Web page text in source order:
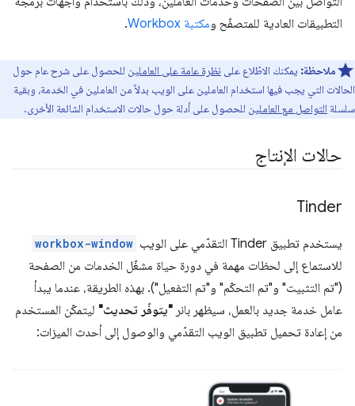
التطبيقات العادية للمتصفّح ومكتبة Workbox .
ملاحظة: يمكنك الاطّلاع على نظرة عامة على العاملين للحصول على شرح عام حول
الحالات التي يجب فيها استخدام العاملين على الويب بدلاً من العاملين في الخدمة، وبقية
سلسلة التواصل مع العاملين للحصول على أدلة حول حالات الاستخدام الشائعة الأخرى.
حالات الإنتاج
Tinder
يستخدم تطبيق Tinder التقدّمي على الويب workbox-window
للاستماع إلى لحظات مهمة في دورة حياة مشغّل الخدمات من الصفحة
("تم التثبيت" و"تم التحكّم" و"تم التفعيل"). بهذه الطريقة، عندما يبدأ
عامل خدمة جديد بالعمل، سيظهر بانر "يتوفّر تحديث" ليتمكّن المستخدم
من إعادة تحميل تطبيق الويب التقدّمي والوصول إلى أحدث الميزات: